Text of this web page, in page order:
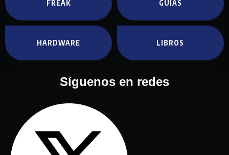
FREAK GUÍAS
HARDWARE LIBROS
Síguenos en redes